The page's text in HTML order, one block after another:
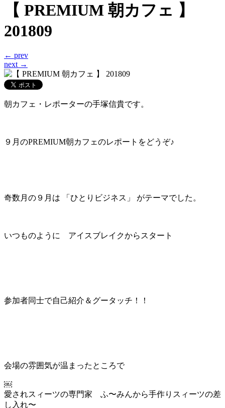
ブ
【 PREMIUM 朝カフェ 】
201809
← prev
next →
朝カフェ・レポーターの手塚信貴です。
９月のPREMIUM朝カフェのレポートをどうぞ♪
奇数月の９月は 「ひとりビジネス」 がテーマでした。
いつものように アイスブレイクからスタート
参加者同士で自己紹介＆グータッチ！！
会場の雰囲気が温まったところで
￼
愛されスィーツの専門家 ふ〜みんから手作りスィーツの差
し入れ〜